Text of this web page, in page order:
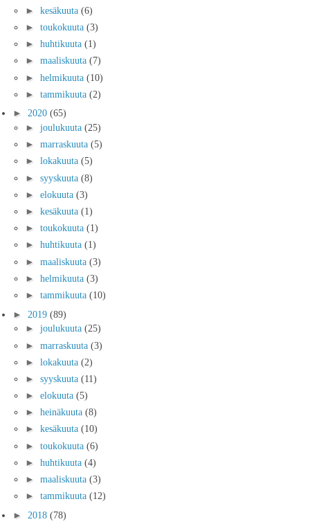
► kesäkuuta (6)
► toukokuuta (3)
► huhtikuuta (1)
► maaliskuuta (7)
► helmikuuta (10)
► tammikuuta (2)
► 2020 (65)
► joulukuuta (25)
► marraskuuta (5)
► lokakuuta (5)
► syyskuuta (8)
► elokuuta (3)
► kesäkuuta (1)
► toukokuuta (1)
► huhtikuuta (1)
► maaliskuuta (3)
► helmikuuta (3)
► tammikuuta (10)
► 2019 (89)
► joulukuuta (25)
► marraskuuta (3)
► lokakuuta (2)
► syyskuuta (11)
► elokuuta (5)
► heinäkuuta (8)
► kesäkuuta (10)
► toukokuuta (6)
► huhtikuuta (4)
► maaliskuuta (3)
► tammikuuta (12)
► 2018 (78)